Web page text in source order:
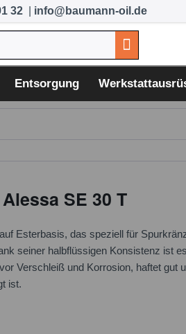
32 info@baumann-oil.de
Entsorgung
SE 30 T
Esterbasis, das speziell für
seiner halbflüssigen Konsistenz ist
Verschleiß und Korrosion, haftet gut
ist.